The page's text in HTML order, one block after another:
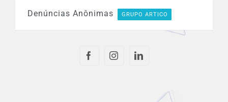
Denúncias Anônimas GRUPO ARTICO